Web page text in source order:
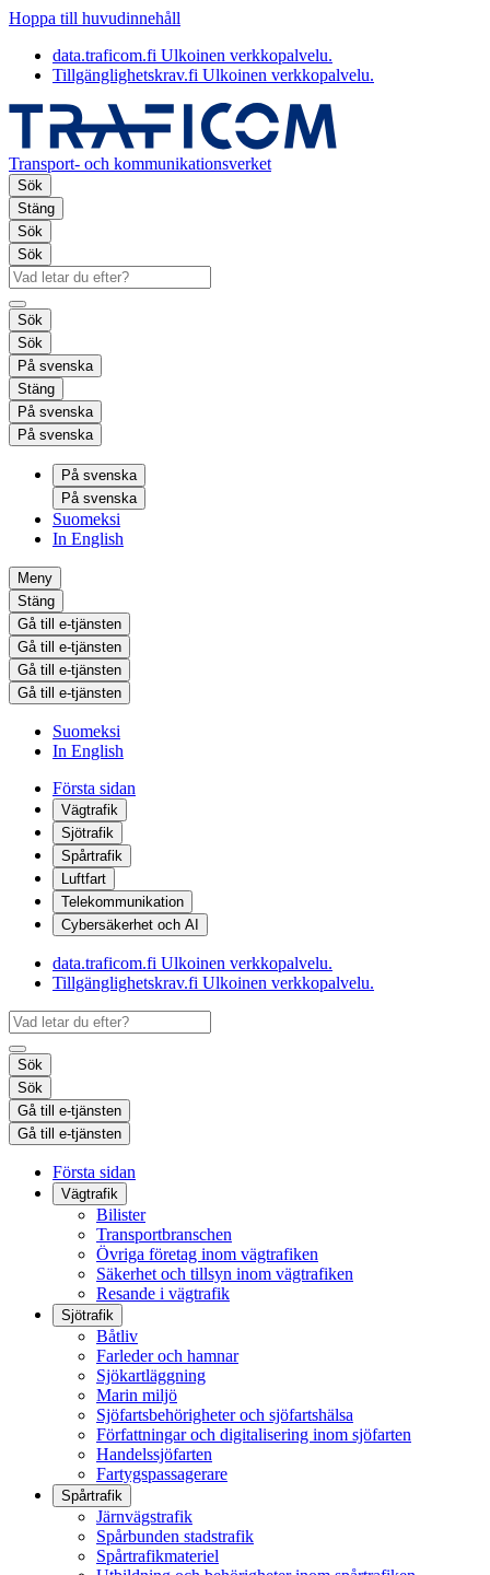
Hoppa till huvudinnehåll
data.traficom.fi Ulkoinen verkkopalvelu.
Tillgänglighetskrav.fi Ulkoinen verkkopalvelu.
Transport- och kommunikationsverket
Sök
Stäng
Sök
Sök
Sök
Sök
På svenska
Stäng
På svenska
På svenska
På svenska
På svenska
Suomeksi
In English
Meny
Stäng
Gå till e-tjänsten
Gå till e-tjänsten
Gå till e-tjänsten
Gå till e-tjänsten
Suomeksi
In English
Första sidan
Vägtrafik
Sjötrafik
Spårtrafik
Luftfart
Telekommunikation
Cybersäkerhet och AI
data.traficom.fi Ulkoinen verkkopalvelu.
Tillgänglighetskrav.fi Ulkoinen verkkopalvelu.
Sök
Sök
Gå till e-tjänsten
Gå till e-tjänsten
Första sidan
Vägtrafik
Bilister
Transportbranschen
Övriga företag inom vägtrafiken
Säkerhet och tillsyn inom vägtrafiken
Resande i vägtrafik
Sjötrafik
Båtliv
Farleder och hamnar
Sjökartläggning
Marin miljö
Sjöfartsbehörigheter och sjöfartshälsa
Författningar och digitalisering inom sjöfarten
Handelssjöfarten
Fartygspassagerare
Spårtrafik
Järnvägstrafik
Spårbunden stadstrafik
Spårtrafikmateriel